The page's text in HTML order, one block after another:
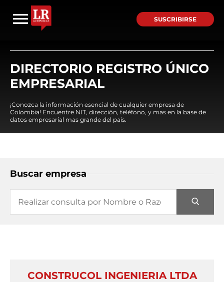
SUSCRIBIRSE
DIRECTORIO REGISTRO ÚNICO
EMPRESARIAL
¡Conozca la información esencial de cualquier empresa de
Colombia! Encuentre NIT, dirección, teléfono, y mas en la base de
datos empresarial mas grande del país.
Buscar empresa
CONSTRUCOL INGENIERIA LTDA